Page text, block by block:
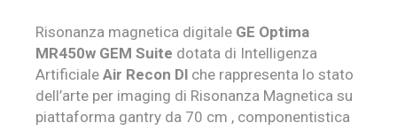
Risonanza magnetica digitale GE Optima
MR450w GEM Suite dotata di Intelligenza
Artificiale Air Recon Dl che rappresenta lo stato
dell’arte per imaging di Risonanza Magnetica su
piattaforma gantry da 70 cm , componentistica